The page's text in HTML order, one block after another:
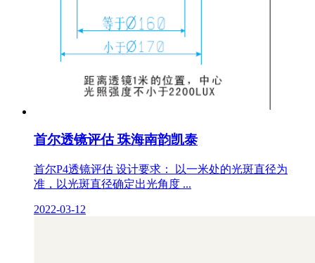
首尔透镜评估 珠海南韵凯泰
首尔P4透镜评估 设计要求： 以一米处的光斑直径为
准，以光斑直径确定出光角度 ...
2022-03-12